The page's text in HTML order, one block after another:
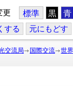
更 標準 黒 青
する 元にもどす
交流局 国際交流 世